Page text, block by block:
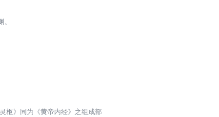
枢》同为《黄帝内经》之组成部